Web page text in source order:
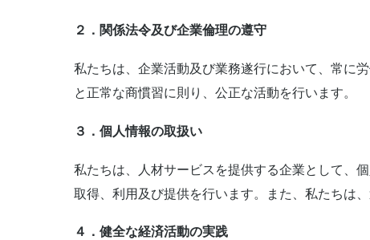
２．関係法令及び企業倫理の遵守
私たちは、企業活動及び業務遂行において、常に
と正常な商慣習に則り、公正な活動を行います。
３．個人情報の取扱い
私たちは、人材サービスを提供する企業として、
取得、利用及び提供を行います。また、私たちは
４．健全な経済活動の実践